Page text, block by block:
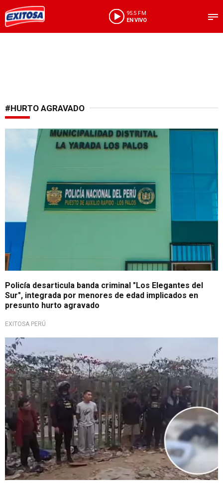
95.5 FM
EN VIVO
#HURTO AGRAVADO
Banda de menores
Policía desarticula banda criminal "Los Elegantes del
Sur", integrada por menores de edad implicados en
presunto hurto agravado
EXITOSA PERÚ
Importante